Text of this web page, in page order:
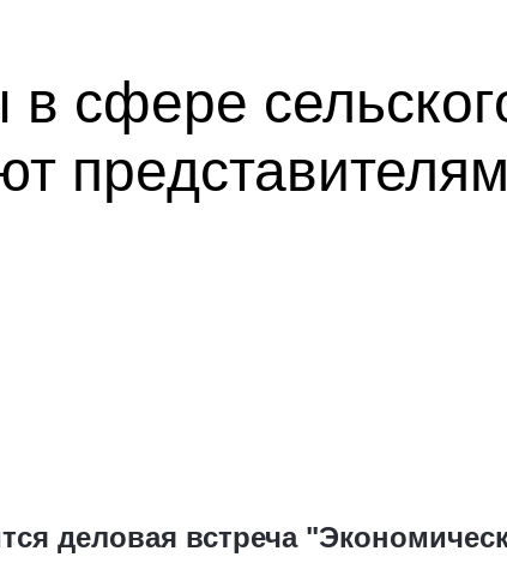
сфере
представителям
деловая встреча